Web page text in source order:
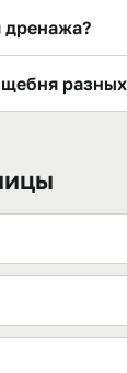
— для
дренажа?
и